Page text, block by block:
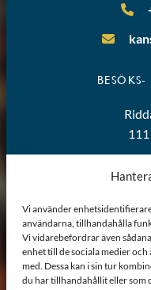
Vi använder
användarna, tillhandahålla
Vi vidarebefordrar även
enhet till de sociala medier
med. Dessa kan i sin tur
du har tillhandahållit eller som